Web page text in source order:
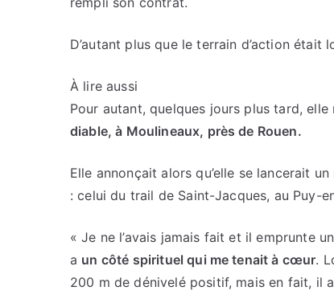
D’autant plus que le terrain d’action était
À lire aussi
Pour autant, quelques jours plus tard,
diable, à Moulineaux, près de Rouen.
Elle annonçait alors qu’elle se lancerait
: celui du trail de Saint-Jacques, au Puy-
« Je ne l’avais jamais fait et il emprunte
a un côté spirituel qui me tenait à cœur.
200 m de dénivelé positif, mais en fait, il